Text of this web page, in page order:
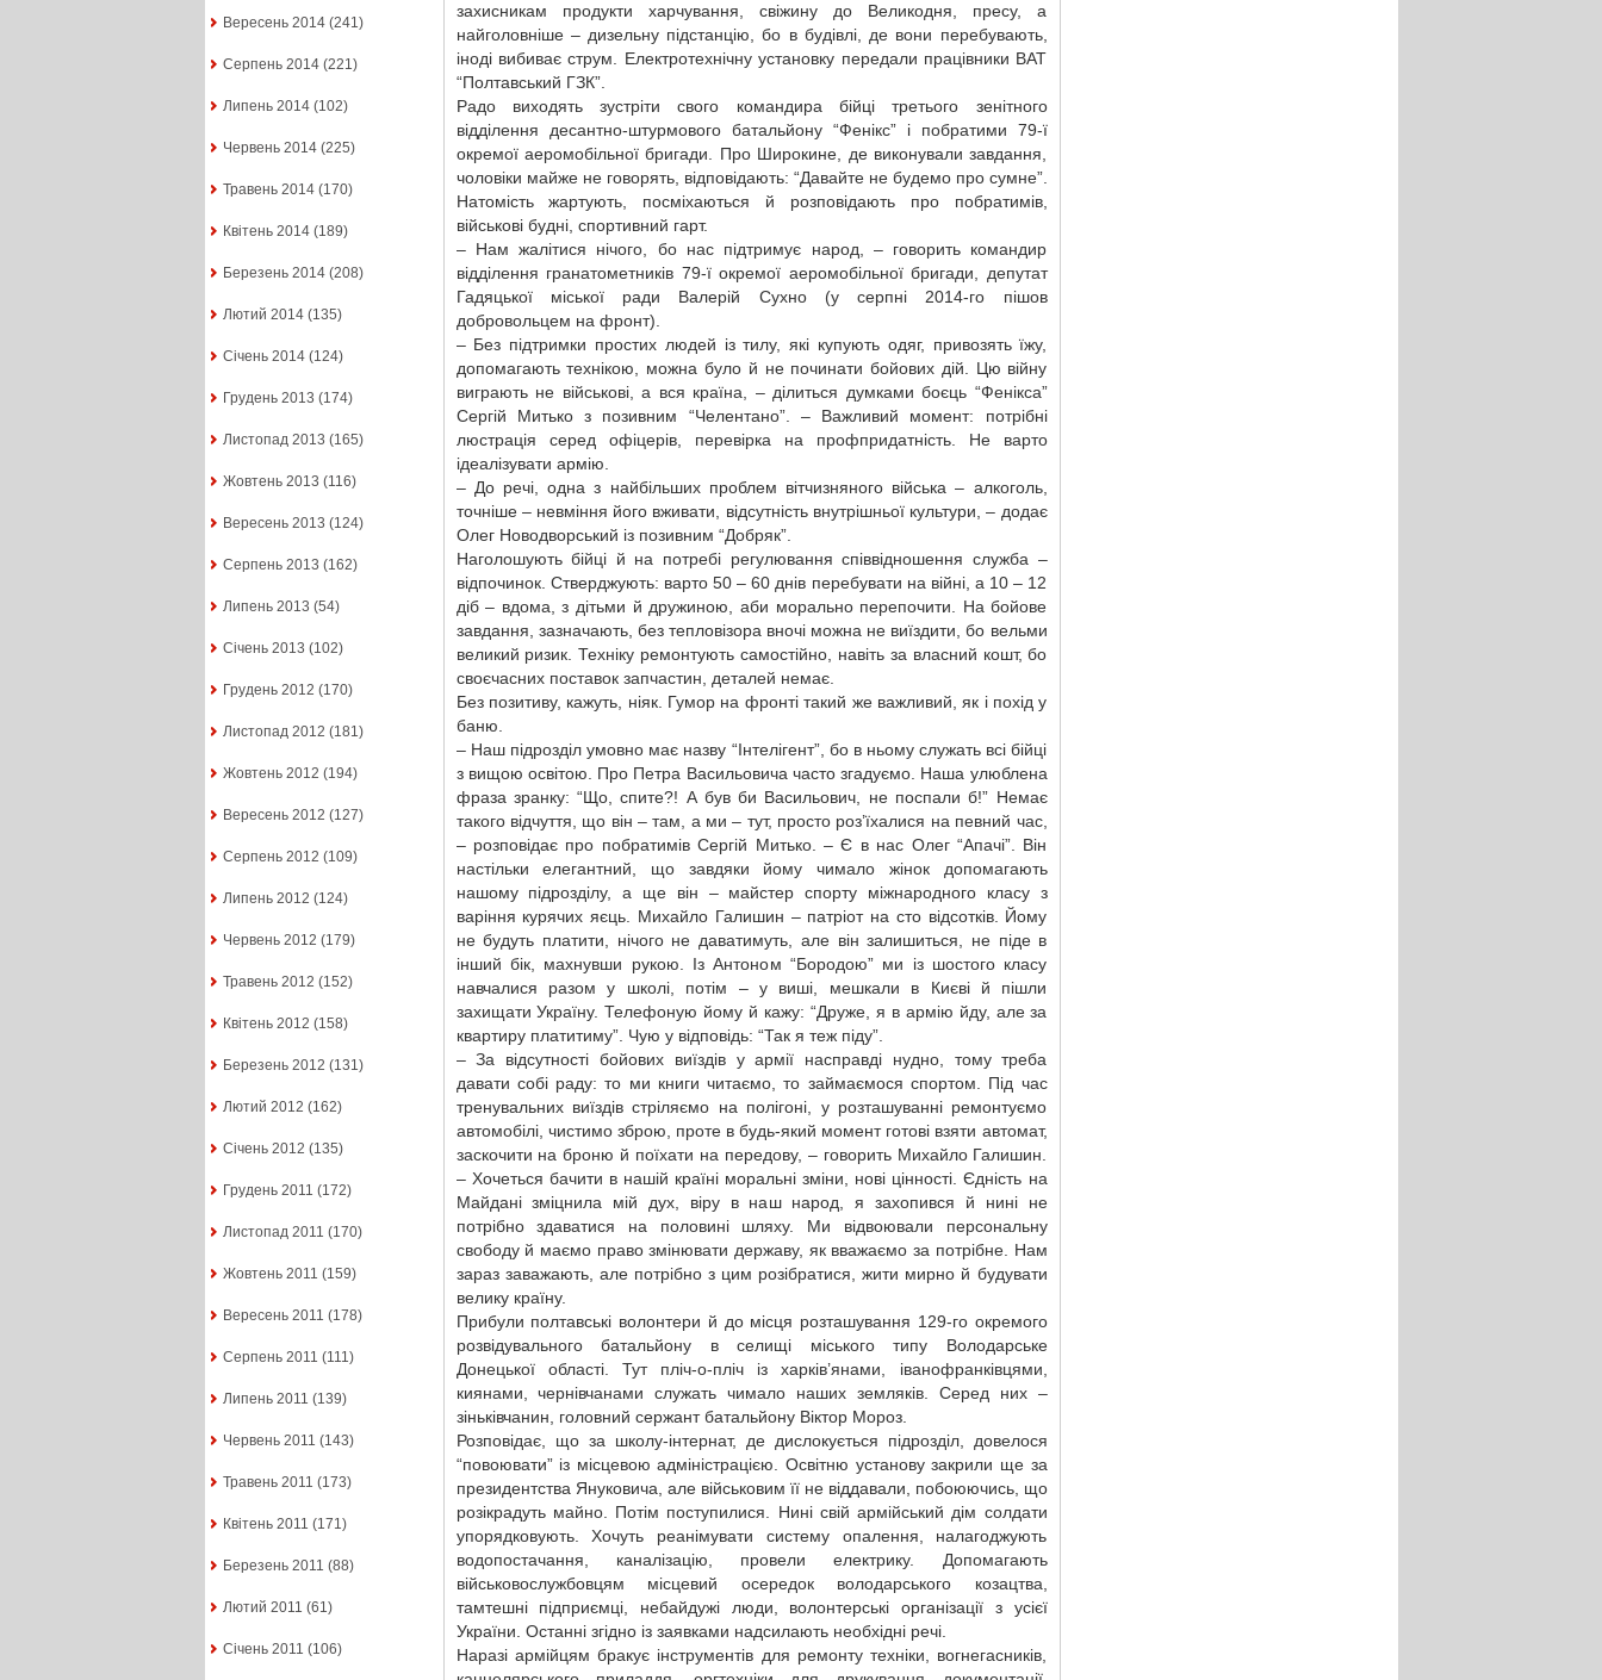
Вересень 2014(241)
Серпень 2014(221)
Липень 2014(102)
Червень 2014(225)
Травень 2014(170)
Квітень 2014(189)
Березень 2014(208)
Лютий 2014(135)
Січень 2014(124)
Грудень 2013 (174)
Листопад 2013 (165)
Жовтень 2013 (116)
Вересень 2013 (124)
Серпень 2013 (162)
Липень 2013 (54)
Січень 2013 (102)
Грудень 2012 (170)
Листопад 2012 (181)
Жовтень 2012 (194)
Вересень 2012 (127)
Серпень 2012 (109)
Липень 2012 (124)
Червень 2012 (179)
Травень 2012 (152)
Квітень 2012 (158)
Березень 2012 (131)
Лютий 2012 (162)
Січень 2012 (135)
Грудень 2011 (172)
Листопад 2011 (170)
Жовтень 2011 (159)
Вересень 2011 (178)
Серпень 2011 (111)
Липень 2011 (139)
Червень 2011 (143)
Травень 2011 (173)
Квітень 2011 (171)
Березень 2011 (88)
Лютий 2011 (61)
Січень 2011 (106)
захисникам продукти харчування, свіжину до Великодня, пресу, а
найголовніше – дизельну підстанцію, бо в будівлі, де вони перебувають,
іноді вибиває струм. Електротехнічну установку передали працівники ВАТ
“Полтавський ГЗК”.
Радо виходять зустріти свого командира бійці третього зенітного
відділення десантно-штурмового батальйону “Фенікс” і побратими 79-ї
окремої аеромобільної бригади. Про Широкине, де виконували завдання,
чоловіки майже не говорять, відповідають: “Давайте не будемо про сумне”.
Натомість жартують, посміхаються й розповідають про побратимів,
військові будні, спортивний гарт.
– Нам жалітися нічого, бо нас підтримує народ, – говорить командир
відділення гранатометників 79-ї окремої аеромобільної бригади, депутат
Гадяцької міської ради Валерій Сухно (у серпні 2014-го пішов
добровольцем на фронт).
– Без підтримки простих людей із тилу, які купують одяг, привозять їжу,
допомагають технікою, можна було й не починати бойових дій. Цю війну
виграють не військові, а вся країна, – ділиться думками боєць “Фенікса”
Сергій Митько з позивним “Челентано”. – Важливий момент: потрібні
люстрація серед офіцерів, перевірка на профпридатність. Не варто
ідеалізувати армію.
– До речі, одна з найбільших проблем вітчизняного війська – алкоголь,
точніше – невміння його вживати, відсутність внутрішньої культури, – додає
Олег Новодворський із позивним “Добряк”.
Наголошують бійці й на потребі регулювання співвідношення служба –
відпочинок. Стверджують: варто 50 – 60 днів перебувати на війні, а 10 – 12
діб – вдома, з дітьми й дружиною, аби морально перепочити. На бойове
завдання, зазначають, без тепловізора вночі можна не виїздити, бо вельми
великий ризик. Техніку ремонтують самостійно, навіть за власний кошт, бо
своєчасних поставок запчастин, деталей немає.
Без позитиву, кажуть, ніяк. Гумор на фронті такий же важливий, як і похід у
баню.
– Наш підрозділ умовно має назву “Інтелігент”, бо в ньому служать всі бійці
з вищою освітою. Про Петра Васильовича часто згадуємо. Наша улюблена
фраза зранку: “Що, спите?! А був би Васильович, не поспали б!” Немає
такого відчуття, що він – там, а ми – тут, просто роз’їхалися на певний час,
– розповідає про побратимів Сергій Митько. – Є в нас Олег “Апачі”. Він
настільки елегантний, що завдяки йому чимало жінок допомагають
нашому підрозділу, а ще він – майстер спорту міжнародного класу з
варіння курячих яєць. Михайло Галишин – патріот на сто відсотків. Йому
не будуть платити, нічого не даватимуть, але він залишиться, не піде в
інший бік, махнувши рукою. Із Антоном “Бородою” ми із шостого класу
навчалися разом у школі, потім – у виші, мешкали в Києві й пішли
захищати Україну. Телефоную йому й кажу: “Друже, я в армію йду, але за
квартиру платитиму”. Чую у відповідь: “Так я теж піду”.
– За відсутності бойових виїздів у армії насправді нудно, тому треба
давати собі раду: то ми книги читаємо, то займаємося спортом. Під час
тренувальних виїздів стріляємо на полігоні, у розташуванні ремонтуємо
автомобілі, чистимо зброю, проте в будь-який момент готові взяти автомат,
заскочити на броню й поїхати на передову, – говорить Михайло Галишин.
– Хочеться бачити в нашій країні моральні зміни, нові цінності. Єдність на
Майдані зміцнила мій дух, віру в наш народ, я захопився й нині не
потрібно здаватися на половині шляху. Ми відвоювали персональну
свободу й маємо право змінювати державу, як вважаємо за потрібне. Нам
зараз заважають, але потрібно з цим розібратися, жити мирно й будувати
велику країну.
Прибули полтавські волонтери й до місця розташування 129-го окремого
розвідувального батальйону в селищі міського типу Володарське
Донецької області. Тут пліч-о-пліч із харків’янами, іванофранківцями,
киянами, чернівчанами служать чимало наших земляків. Серед них –
зіньківчанин, головний сержант батальйону Віктор Мороз.
Розповідає, що за школу-інтернат, де дислокується підрозділ, довелося
“повоювати” із місцевою адміністрацією. Освітню установу закрили ще за
президентства Януковича, але військовим її не віддавали, побоюючись, що
розікрадуть майно. Потім поступилися. Нині свій армійський дім солдати
упорядковують. Хочуть реанімувати систему опалення, налагоджують
водопостачання, каналізацію, провели електрику. Допомагають
військовослужбовцям місцевий осередок володарського козацтва,
тамтешні підприємці, небайдужі люди, волонтерські організації з усієї
України. Останні згідно із заявками надсилають необхідні речі.
Наразі армійцям бракує інструментів для ремонту техніки, вогнегасників,